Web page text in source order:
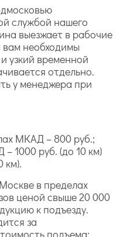
службой нашего
выезжает в рабочие
вам необходимы
узкий временной
отдельно.
у менеджера при
МКАД – 800 руб.;
1000 руб. (до 10 км)
км).
в пределах
ценой свыше 20 000
к подъезду.
за
подъема: